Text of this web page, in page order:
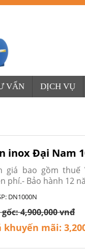
VẤN DỊCH VỤ
inox Đại Nam
giá bao gồm thuế
phí.- Bảo hành 12
DN1000N
gốc:4,900,000 vnđ
khuyến mãi: